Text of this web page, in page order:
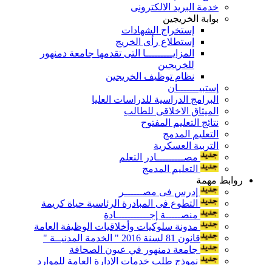
خدمة البريد الالكترونى
بوابة الخريجين
إستخراج الشهادات
إستطلاع رأى الخريج
المزايـــــــــا التى تقدمها جامعة دمنهور
للخريجين
نظام توظيف الخريجين
إستبيـــــــان
البرامج الدراسية للدراسات العليا
الميثاق الاخلاقى للطالب
نتائج التعليم المفتوح
التعليم المدمج
التربية العسكرية
مصـــــــــادر التعلم
التعليم المدمج
روابط مهمة
إدرس فى مصــــــر
التطوع فى المبادرة الرئاسية حياة كريمة
منصـــــة إجـــــــــــادة
مدونة سلوكيات وأخلاقيات الوظيفة العامة
قانون 81 لسنة 2016 " الخدمة المدنيــة "
جامعة دمنهور في عيون الصحافة
نموذج طلب خدمات الإدارة العامة للموارد